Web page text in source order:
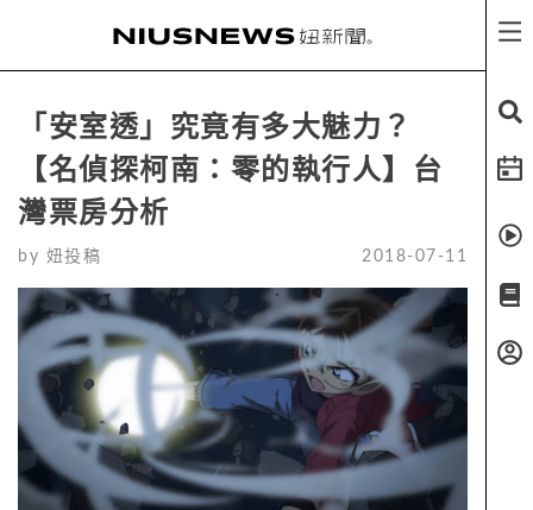
「安室透」究竟有多大魅力？
【名偵探柯南：零的執行人】台
灣票房分析
by 妞投稿 2018-07-11